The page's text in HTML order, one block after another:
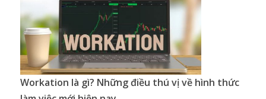
Workation là gì? Những điều thú vị về hình thức